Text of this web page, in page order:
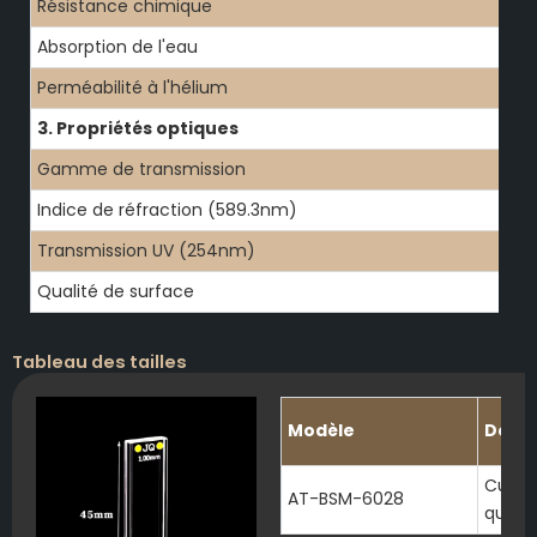
Résistance chimique
Absorption de l'eau
Perméabilité à l'hélium
3. Propriétés optiques
Gamme de transmission
Indice de réfraction (589.3nm)
Transmission UV (254nm)
Qualité de surface
Tableau des tailles
Modèle
AT-BSM-6028